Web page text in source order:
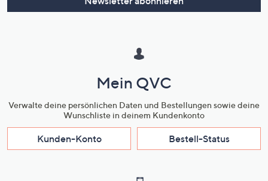
Mein QVC
Verwalte deine persönlichen Daten und Bestellungen sowie deine
Wunschliste in deinem Kundenkonto
Kunden-Konto Bestell-Status